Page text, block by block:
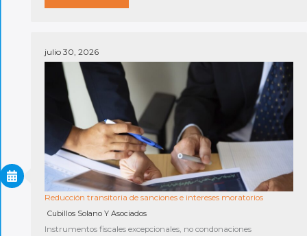
julio 30, 2026
Reducción transitoria de sanciones e intereses moratorios
Cubillos Solano Y Asociados
Instrumentos fiscales excepcionales, no condonaciones